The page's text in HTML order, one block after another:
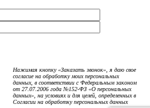
Нажимая кнопку «Заказать звонок», я даю свое
согласие на обработку моих персональных
данных, в соответствии с Федеральным законом
от 27.07.2006 года №152-ФЗ «О персональных
данных», на условиях и для целей, определенных в
Согласии на обработку персональных данных